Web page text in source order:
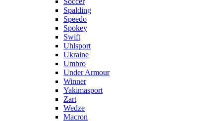
Spalding
Speedo
Spokey
Swift
Uhlsport
Ukraine
Umbro
Under Armour
Winner
Yakimasport
Zart
Wedze
Macron